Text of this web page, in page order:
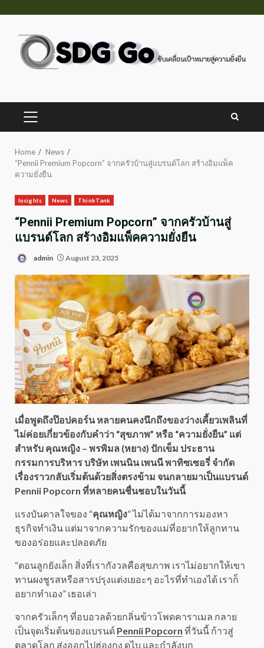
content
PRIMARY
Home
News
“Pennii Premium Popcorn” จากครัวบ้านสู่แบรนด์โลก สร้างอิมแพ็ค
ความยั่งยืน
Insights News ThinkTank
“Pennii Premium Popcorn” จากครัวบ้านสู่
แบรนด์โลก สร้างอิมแพ็คความยั่งยืน
admin August 23, 2025
เมื่อพูดถึงป๊อปคอร์น หลายคนคงนึกถึงของว่างเคี้ยวเพลินที่
ไม่ค่อยเกี่ยวข้องกับคำว่า “สุขภาพ” หรือ “ความยั่งยืน” แต่
สำหรับ คุณหญิง – พรพิมล (หยาง) ปักเข็ม ประธาน
กรรมการบริหาร บริษัท เพนนิน เพนนี พาทิซเซอรี่ จำกัด
เรื่องราวกลับเริ่มต้นด้วยสิ่งตรงข้าม จนกลายมาเป็นแบรนด์
Pennii Popcorn ที่หลายคนชื่นชอบในวันนี้
แรงบันดาลใจของ “คุณหญิง” ไม่ได้มาจากการมองหา
ธุรกิจทำเงิน แต่มาจากความรักของแม่ที่อยากให้ลูกทาน
ของอร่อยและปลอดภัย
“ตอนลูกยังเล็ก สิ่งที่เรากังวลคือสุขภาพ เราไม่อยากให้เขา
ทานผงชูรสหรือสารปรุงแต่งเยอะๆ อะไรที่ทำเองได้ เราก็
อยากทำเอง” เธอเล่า
จากครัวเล็กๆ ที่อบอวลด้วยกลิ่นข้าวโพดคาราเมล กลาย
เป็นจุดเริ่มต้นของแบรนด์ Pennii Popcorn ที่วันนี้ ก้าวสู่
ตลาดโลก ส่งออกไปฮ่องกง ดูไบ และกำลังบุก